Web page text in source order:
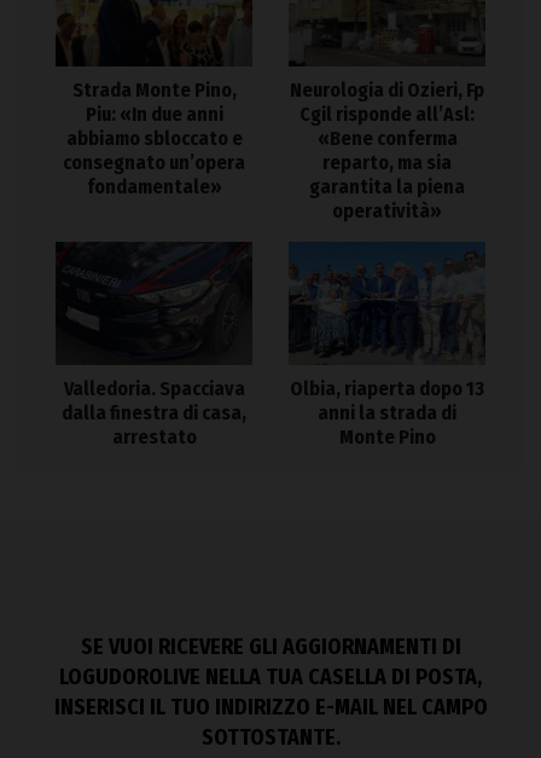
Strada Monte Pino,
Piu: «In due anni
abbiamo sbloccato e
consegnato un’opera
fondamentale»
Neurologia di Ozieri, Fp
Cgil risponde all’Asl:
«Bene conferma
reparto, ma sia
garantita la piena
operatività»
Valledoria. Spacciava
dalla finestra di casa,
arrestato
Olbia, riaperta dopo 13
anni la strada di
Monte Pino
SE VUOI RICEVERE GLI AGGIORNAMENTI DI
LOGUDOROLIVE NELLA TUA CASELLA DI POSTA,
INSERISCI IL TUO INDIRIZZO E-MAIL NEL CAMPO
SOTTOSTANTE.